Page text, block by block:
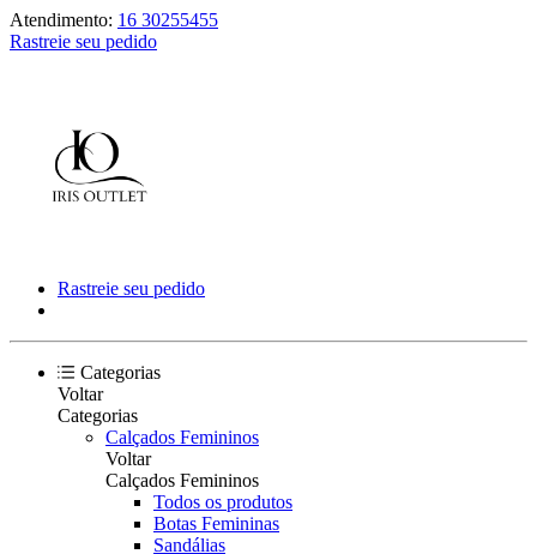
Atendimento: 16 30255455
Rastreie seu pedido
Rastreie seu pedido
Categorias
Voltar
Categorias
Calçados Femininos
Voltar
Calçados Femininos
Todos os produtos
Botas Femininas
Sandálias